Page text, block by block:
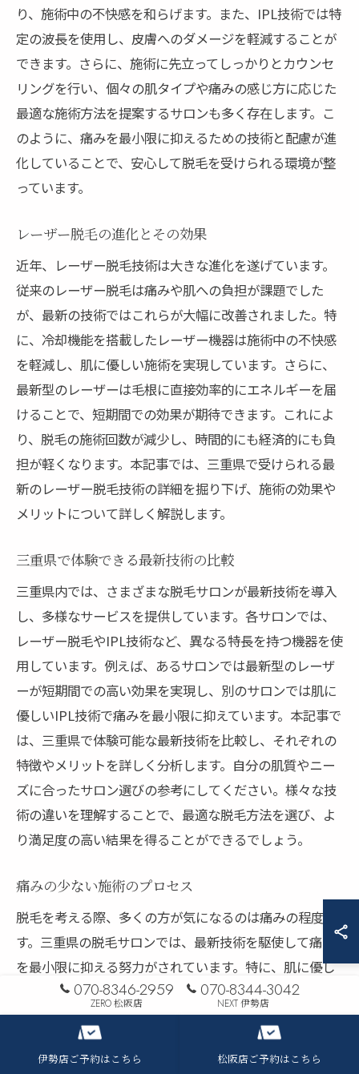
り、施術中の不快感を和らげます。また、IPL技術では特
定の波長を使用し、皮膚へのダメージを軽減することが
できます。さらに、施術に先立ってしっかりとカウンセ
リングを行い、個々の肌タイプや痛みの感じ方に応じた
最適な施術方法を提案するサロンも多く存在します。こ
のように、痛みを最小限に抑えるための技術と配慮が進
化していることで、安心して脱毛を受けられる環境が整
っています。
レーザー脱毛の進化とその効果
近年、レーザー脱毛技術は大きな進化を遂げています。
従来のレーザー脱毛は痛みや肌への負担が課題でした
が、最新の技術ではこれらが大幅に改善されました。特
に、冷却機能を搭載したレーザー機器は施術中の不快感
を軽減し、肌に優しい施術を実現しています。さらに、
最新型のレーザーは毛根に直接効率的にエネルギーを届
けることで、短期間での効果が期待できます。これによ
り、脱毛の施術回数が減少し、時間的にも経済的にも負
担が軽くなります。本記事では、三重県で受けられる最
新のレーザー脱毛技術の詳細を掘り下げ、施術の効果や
メリットについて詳しく解説します。
三重県で体験できる最新技術の比較
三重県内では、さまざまな脱毛サロンが最新技術を導入
し、多様なサービスを提供しています。各サロンでは、
レーザー脱毛やIPL技術など、異なる特長を持つ機器を使
用しています。例えば、あるサロンでは最新型のレーザ
ーが短期間での高い効果を実現し、別のサロンでは肌に
優しいIPL技術で痛みを最小限に抑えています。本記事で
は、三重県で体験可能な最新技術を比較し、それぞれの
特徴やメリットを詳しく分析します。自分の肌質やニー
ズに合ったサロン選びの参考にしてください。様々な技
術の違いを理解することで、最適な脱毛方法を選び、よ
り満足度の高い結果を得ることができるでしょう。
痛みの少ない施術のプロセス
脱毛を考える際、多くの方が気になるのは痛みの程度で
す。三重県の脱毛サロンでは、最新技術を駆使して痛み
を最小限に抑える努力がされています。特に、肌に優し
い施術を提供するために、冷却機能付きの機器が導入さ
れています。これにより、肌を冷却しながら毛根に働き
かけることができ、施術中の不快感を軽減します。ま
た、施術前には詳細なカウンセリングが行われ、肌の状
070-8346-2959
ZERO 松阪店
070-8344-3042
NEXT 伊勢店
伊勢店ご予約はこちら 松阪店ご予約はこちら